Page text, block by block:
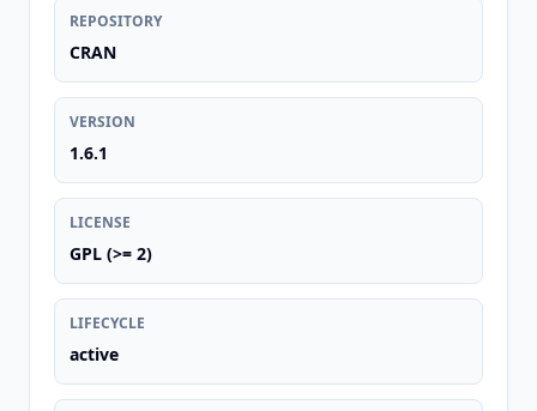
REPOSITORY
CRAN
VERSION
1.6.1
LICENSE
GPL (>= 2)
LIFECYCLE
active